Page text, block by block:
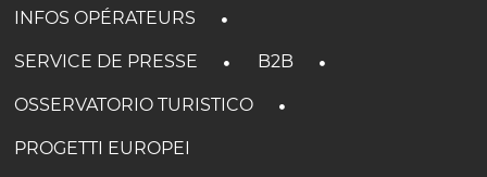
INFOS OPÉRATEURS
SERVICE DE PRESSE B2B
OSSERVATORIO TURISTICO
PROGETTI EUROPEI